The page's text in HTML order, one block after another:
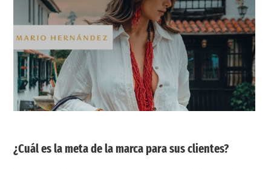
¿Cuál es la meta de la marca para sus clientes?